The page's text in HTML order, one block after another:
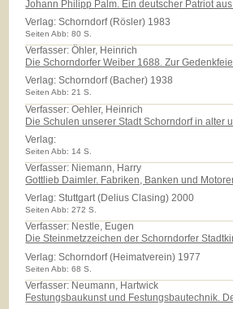
Johann Philipp Palm. Ein deutscher Patriot aus
Verlag:Schorndorf (Rösler) 1983
Seiten Abb: 80 S.
Verfasser: Öhler, Heinrich
Die Schorndorfer Weiber 1688. Zur
Verlag:Schorndorf (Bacher) 1938
Seiten Abb: 21 S.
Verfasser: Oehler, Heinrich
Die Schulen unserer Stadt Schorndorf in alter
Verlag:
Seiten Abb: 14 S.
Verfasser: Niemann, Harry
Gottlieb Daimler. Fabriken, Banken und
Verlag:Stuttgart (Delius Clasing) 2000
Seiten Abb: 272 S.
Verfasser: Nestle, Eugen
Die Steinmetzzeichen der Schorndorfer
Verlag:Schorndorf (Heimatverein) 1977
Seiten Abb: 68 S.
Verfasser: Neumann, Hartwick
Festungsbaukunst und Festungsbautechnik.